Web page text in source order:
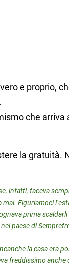
e proprio,
che arriva
la gratuità.
infatti, faceva
Figuriamoci
prima
paese di
la casa era
freddissimo anche